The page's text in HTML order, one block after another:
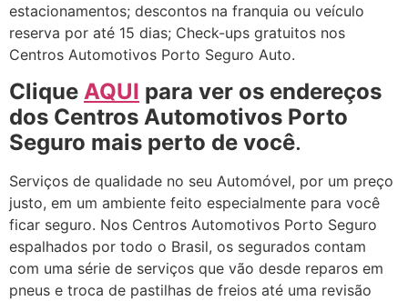
estacionamentos; descontos na franquia ou veículo
reserva por até 15 dias; Check-ups gratuitos nos
Centros Automotivos Porto Seguro Auto.
Clique AQUI para ver os endereços
dos Centros Automotivos Porto
Seguro mais perto de você.
Serviços de qualidade no seu Automóvel, por um preço
justo, em um ambiente feito especialmente para você
ficar seguro. Nos Centros Automotivos Porto Seguro
espalhados por todo o Brasil, os segurados contam
com uma série de serviços que vão desde reparos em
pneus e troca de pastilhas de freios até uma revisão